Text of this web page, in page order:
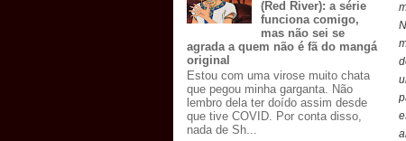
(Red River): a série
funciona comigo,
mas não sei se
agrada a quem não é fã do mangá
original
Estou com uma virose muito chata
que pegou minha garganta. Não
lembro dela ter doído assim desde
que tive COVID. Por conta disso,
nada de Sh...